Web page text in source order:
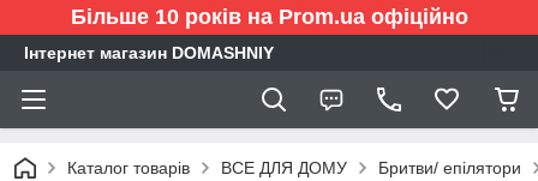
Більше 10 років на Prom.ua офіційно
Інтернет магазин DOMASHNIY
Каталог товарів ВСЕ ДЛЯ ДОМУ Бритви/ епілятори